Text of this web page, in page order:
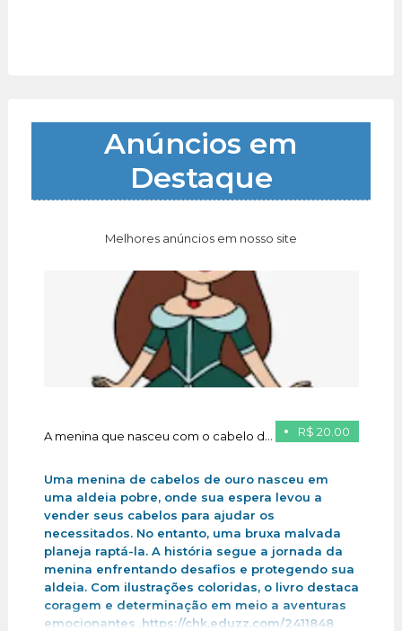
Anúncios em
Destaque
Melhores anúncios em nosso site
R$ 20.00
A menina que nasceu com o cabelo de ouro
Uma menina de cabelos de ouro nasceu em
uma aldeia pobre, onde sua espera levou a
vender seus cabelos para ajudar os
necessitados. No entanto, uma bruxa malvada
planeja raptá-la. A história segue a jornada da
menina enfrentando desafios e protegendo sua
aldeia. Com ilustrações coloridas, o livro destaca
coragem e determinação em meio a aventuras
emocionantes .https://chk.eduzz.com/2411848